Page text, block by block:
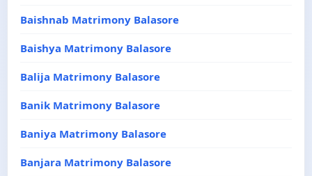
Baishnab Matrimony Balasore
Baishya Matrimony Balasore
Balija Matrimony Balasore
Banik Matrimony Balasore
Baniya Matrimony Balasore
Banjara Matrimony Balasore